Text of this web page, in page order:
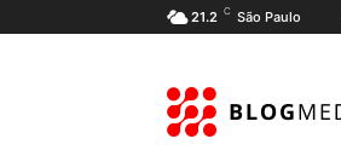
21.2 C São Paulo